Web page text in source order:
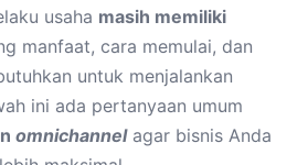
usaha masih memiliki
manfaat, cara memulai, dan
untuk menjalankan
ini ada pertanyaan umum
omnichannelagar bisnis Anda